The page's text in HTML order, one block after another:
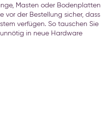
Masten oder Bodenplatten
vor der Bestellung sicher, dass
verfügen. So tauschen Sie
in neue Hardware